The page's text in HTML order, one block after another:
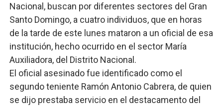
Trabajadores de la prensa y Obispado de la Provincia
Nacional, buscan por diferentes sectores del Gran
Santo Domingo, a cuatro individuos, que en horas
de la tarde de este lunes mataron a un oficial de esa
institución, hecho ocurrido en el sector María
Auxiliadora, del Distrito Nacional.
El oficial asesinado fue identificado como el
segundo teniente Ramón Antonio Cabrera, de quien
se dijo prestaba servicio en el destacamento del